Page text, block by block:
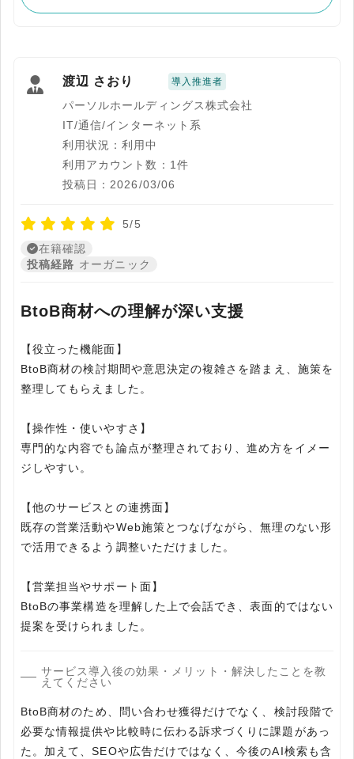
渡辺 さおり 導入推進者
パーソルホールディングス株式会社
IT/通信/インターネット系
利用状況：利用中
利用アカウント数：1件
投稿日：2026/03/06
5/5
在籍確認
投稿経路 オーガニック
BtoB商材への理解が深い支援
【役立った機能面】
BtoB商材の検討期間や意思決定の複雑さを踏まえ、施策を
整理してもらえました。
【操作性・使いやすさ】
専門的な内容でも論点が整理されており、進め方をイメー
ジしやすい。
【他のサービスとの連携面】
既存の営業活動やWeb施策とつなげながら、無理のない形
で活用できるよう調整いただけました。
【営業担当やサポート面】
BtoBの事業構造を理解した上で会話でき、表面的ではない
提案を受けられました。
サービス導入後の効果・メリット・解決したことを教
えてください
BtoB商材のため、問い合わせ獲得だけでなく、検討段階で
必要な情報提供や比較時に伝わる訴求づくりに課題があっ
た。加えて、SEOや広告だけではなく、今後のAI検索も含